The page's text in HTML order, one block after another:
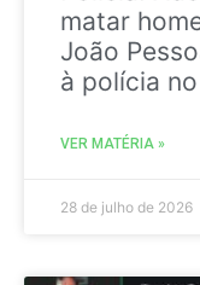
matar
João
à polícia no
VER MATÉRIA »
28 de julho de 2026